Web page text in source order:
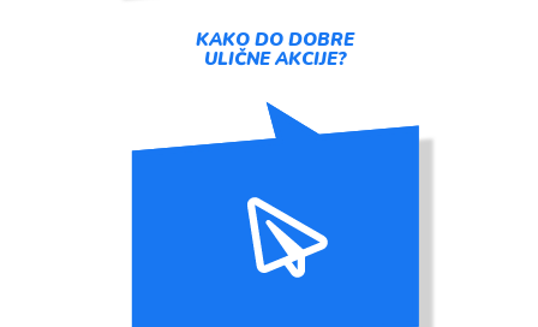
KAKO DO DOBRE
ULIČNE AKCIJE?